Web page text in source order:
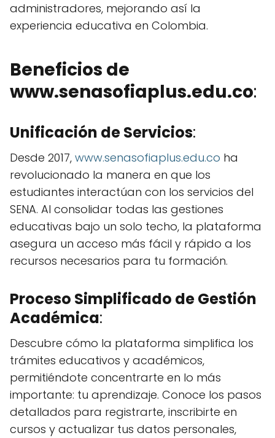
administradores, mejorando así la
experiencia educativa en Colombia.
Beneficios de
www.senasofiaplus.edu.co:
Unificación de Servicios:
Desde 2017, www.senasofiaplus.edu.co ha
revolucionado la manera en que los
estudiantes interactúan con los servicios del
SENA. Al consolidar todas las gestiones
educativas bajo un solo techo, la plataforma
asegura un acceso más fácil y rápido a los
recursos necesarios para tu formación.
Proceso Simplificado de Gestión
Académica:
Descubre cómo la plataforma simplifica los
trámites educativos y académicos,
permitiéndote concentrarte en lo más
importante: tu aprendizaje. Conoce los pasos
detallados para registrarte, inscribirte en
cursos y actualizar tus datos personales,